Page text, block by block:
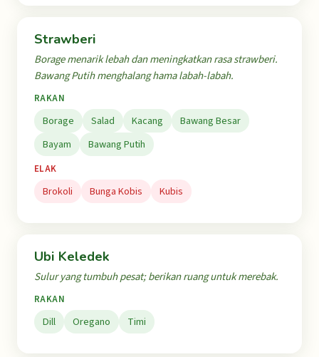
Strawberi
Borage menarik lebah dan meningkatkan rasa strawberi.
Bawang Putih menghalang hama labah-labah.
RAKAN
Borage Salad Kacang
Bawang Besar
Bayam
Bawang Putih
ELAK
Brokoli Bunga Kobis Kubis
Ubi Keledek
Sulur yang tumbuh pesat; berikan ruang untuk merebak.
RAKAN
Dill Oregano Timi